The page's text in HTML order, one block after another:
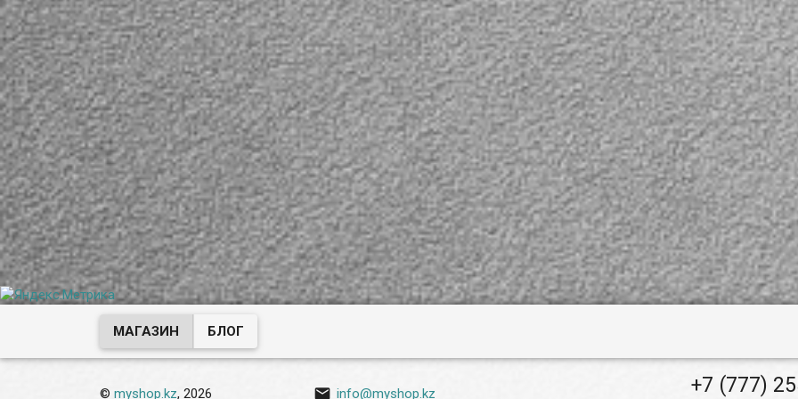
Светочувствительность
сенсора (минимальная) -
0,001 люкс. Имеются
функции: AGC
(автоматическая
регулировка усиления) -
предназначена для
улучшения качества
изображения при
недостаточном или
чрезмерном освещении,
AWB (автоматический
баланс белого) - камера
самостоятельно
определяет тип освещения
и подстраивается под
него, 2D-DNR
(двухуровневое
шумоподавление) -
уменьшает уровень шума,
появляющегося на
изображении при
пониженной
освещенности...
долговечен, удобен в
монтаже и настройке
направления камеры.
Сенсор CMOS с
типоразмером 1/2,7" и
разрешением 2.0 Мпх
(1080p). Производитель
сенсора SmartSens,
модель SC2135.
Светочувствительность
сенсора (минимальная) -
0,01 люкс. Имеются
функции: AGC
(автоматическая
регулировка усиления) -
предназначена для
улучшения качества
изображения при
недостаточном или
чрезмерном освещении,
AWB (автоматический
баланс белого) - камера
самостоятельно
определяет тип освещения
и подстраивается под
него, 2 DNR
(двухуровневое
пониженной
Светочувствительность
сенсора (минимальная) -
0,01 люкс. Имеются
функции: AGC
(автоматическая
регулировка усиления) -
предназначена для
улучшения качества
изображения при
недостаточном или
чрезмерном освещении,
AWB (автоматический
баланс белого) - камера
самостоятельно
определяет тип освещения
и подстраивается под
него, 2 DNR
(двухуровневое
шумоподавление) -
уменьшает уровень шума,
появляющегося на
изображении при
пониженной
освещенности.
Светочувствительность
сенсора (минимальная) -
0,01 люкс. Имеются
функции: AGC
(автоматическая
регулировка усиления)
предназначена для
улучшения качества
изображения при
недостаточном или
чрезмерном
AWB (автоматический
баланс белого) -
самостоятельно
определяет тип
и подстраивается под
него, 2 DNR
(двухуровневое
шумоподавление) -
уменьшает уровень
появляющегося на
изображении при
пониженной
освещенности.
МАГАЗИН БЛОГ
©myshop.kz, 2026  info@myshop.kz +7 (777)